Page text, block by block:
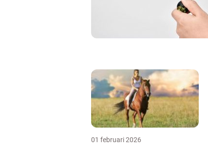
01 februari 2026